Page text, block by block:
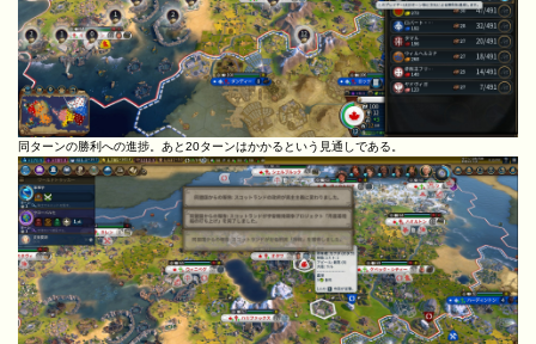
同ターンの勝利への進捗。あと20ターンはかかるという見通しである。